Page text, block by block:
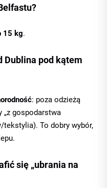
15 kg.
Dublina pod kątem
: poza odzieżą
„z gospodarstwa
tekstylia). To dobry wybór,
się „ubrania na